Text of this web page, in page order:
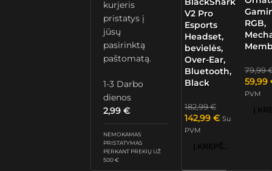
kurjeris
pristatys į
jūsų
pasirinktą
paštomatą.
1-3 Darbo
dienos
2,99€
NEMOKAMAS
PRISTATYMAS
PERKANT PREKIŲ UŽ
500 €
V2 Pro
Esports
Headset,
bevielės,
Over-Ear,
Bluetooth,
Black
182,99€
142,99 € Su
PVM
Į KREPŠELĮ
RGB,
79,99
59,99
PVM